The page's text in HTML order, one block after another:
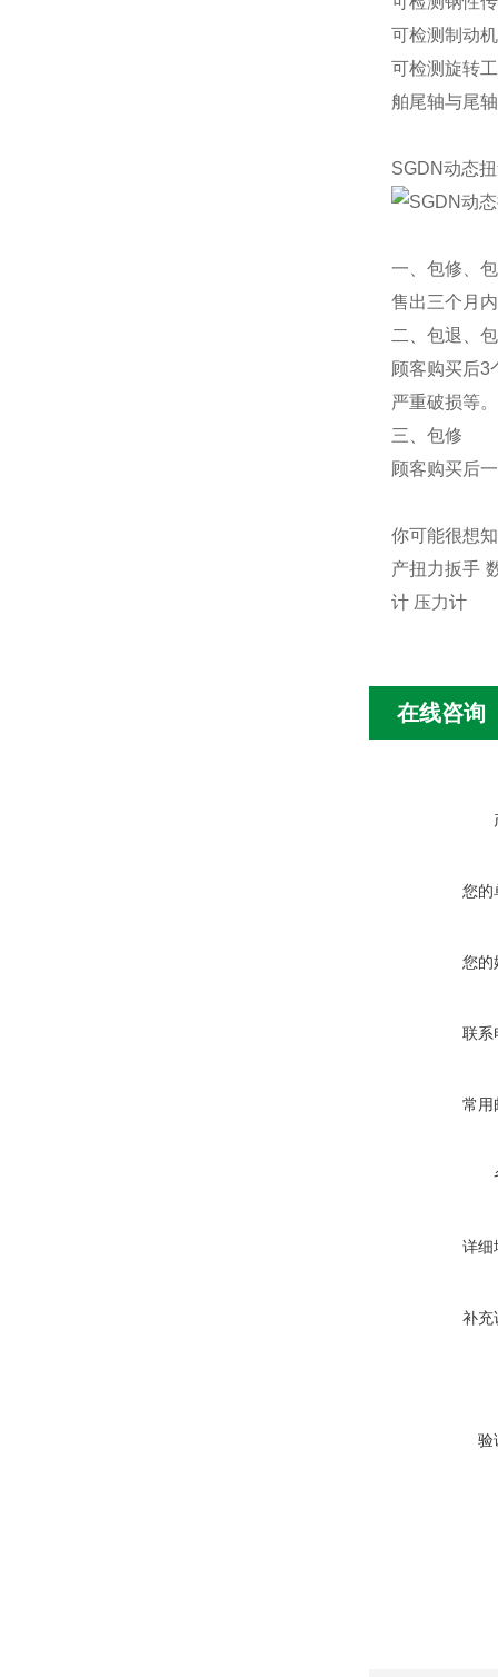
可检测制动
可检测旋转
舶尾轴与尾
SGDN动态
一、包修、
售出三个月
二、包退、
顾客购买后
严重破损等。
三、包修
顾客购买后
你可能很想
产扭力扳手
计 压力计
在线咨询
您的
您的
联系
常用
详细
补充
验